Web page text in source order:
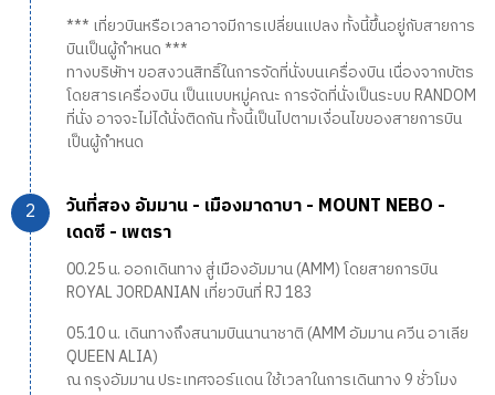
*** เที่ยวบินหรือเวลาอาจมีการเปลี่ยนแปลง ทั้งนี้ขึ้นอยู่กับสายการ
บินเป็นผู้กำหนด ***
ทางบริษัทฯ ขอสงวนสิทธิ์ในการจัดที่นั่งบนเครื่องบิน เนื่องจากบัตร
โดยสารเครื่องบิน เป็นแบบหมู่คณะ การจัดที่นั่งเป็นระบบ RANDOM
ที่นั่ง อาจจะไม่ได้นั่งติดกัน ทั้งนี้เป็นไปตามเงื่อนไขของสายการบิน
เป็นผู้กำหนด
วันที่สอง อัมมาน - เมืองมาดาบา - MOUNT NEBO -
เดดซี - เพตรา
00.25 น. ออกเดินทาง สู่เมืองอัมมาน (AMM) โดยสายการบิน
ROYAL JORDANIAN เที่ยวบินที่ RJ 183
05.10 น. เดินทางถึงสนามบินนานาชาติ (AMM อัมมาน ควีน อาเลีย
QUEEN ALIA)
ณ กรุงอัมมาน ประเทศจอร์แดน ใช้เวลาในการเดินทาง 9 ชั่วโมง